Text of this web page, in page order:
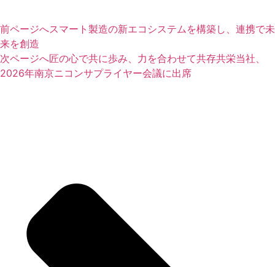
前ページへスマート製造の新エコシステムを構築し、連携で未
来を創造
次ページへ匠の心で共に歩み、力を合わせて共存共栄当社、
2026年南京ニコンサプライヤー会議に出席